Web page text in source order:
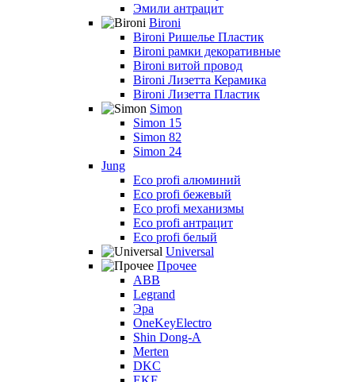
Эмили антрацит
Bironi
Bironi Ришелье Пластик
Bironi рамки декоративные
Bironi витой провод
Bironi Лизетта Керамика
Bironi Лизетта Пластик
Simon
Simon 15
Simon 82
Simon 24
Jung
Eco profi алюминий
Eco profi бежевый
Eco profi механизмы
Eco profi антрацит
Eco profi белый
Universal
Прочее
ABB
Legrand
Эра
OneKeyElectro
Shin Dong-A
Merten
DKC